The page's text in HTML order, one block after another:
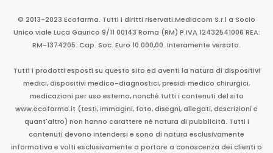
© 2013-2023 Ecofarma. Tutti i diritti riservati.Mediacom S.r.l a Socio
Unico viale Luca Gaurico 9/11 00143 Roma (RM) P.IVA 12432541006 REA:
RM-1374205. Cap. Soc. Euro 10.000,00. Interamente versato.
Tutti i prodotti esposti su questo sito ed aventi la natura di dispositivi
medici, dispositivi medico-diagnostici, presidi medico chirurgici,
medicazioni per uso esterno, nonché tutti i contenuti del sito
www.ecofarma.it (testi, immagini, foto, disegni, allegati, descrizioni e
quant'altro) non hanno carattere né natura di pubblicità. Tutti i
contenuti devono intendersi e sono di natura esclusivamente
informativa e volti esclusivamente a portare a conoscenza dei clienti o